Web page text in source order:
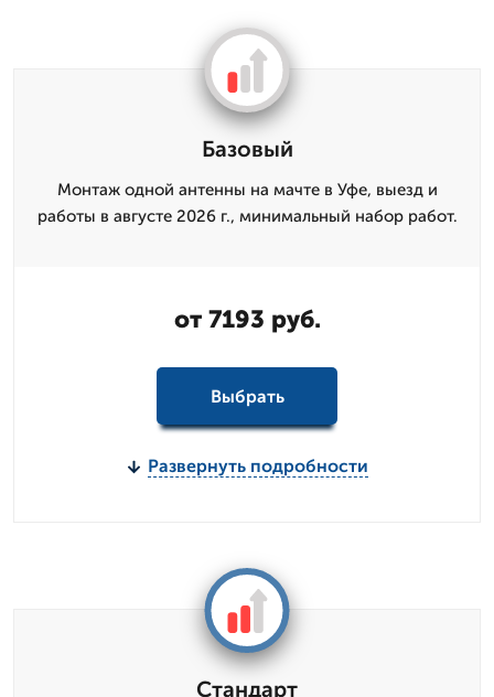
Базовый
Монтаж одной антенны на мачте в Уфе, выезд и
работы в августе 2026 г., минимальный набор работ.
от 7193 руб.
Выбрать
Развернуть подробности
Стандарт